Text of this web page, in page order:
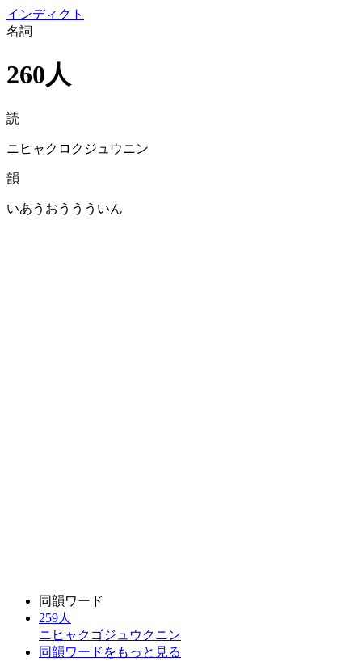
インディクト
名詞
260人
読
ニヒャクロクジュウニン
韻
いあうおううういん
同韻ワード
259人
ニヒャクゴジュウクニン
同韻ワードをもっと見る